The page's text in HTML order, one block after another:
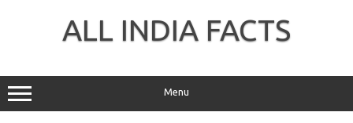
ALL INDIA FACTS
Menu